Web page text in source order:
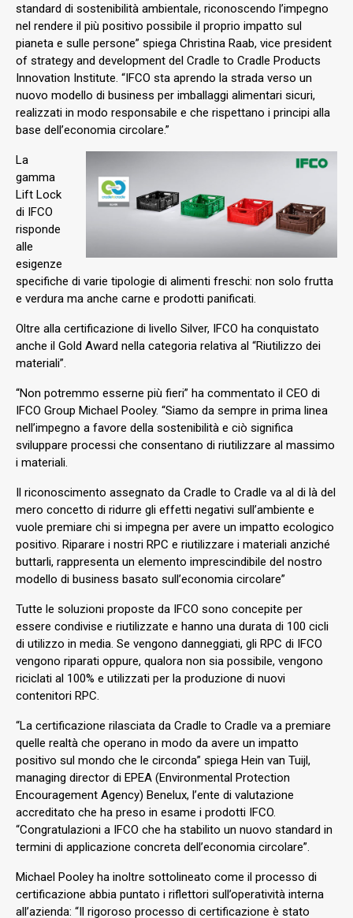
standard di sostenibilità ambientale, riconoscendo l’impegno
nel rendere il più positivo possibile il proprio impatto sul
pianeta e sulle persone” spiega Christina Raab, vice president
of strategy and development del Cradle to Cradle Products
Innovation Institute. “IFCO sta aprendo la strada verso un
nuovo modello di business per imballaggi alimentari sicuri,
realizzati in modo responsabile e che rispettano i principi alla
base dell’economia circolare.”
La
gamma
Lift Lock
di IFCO
risponde
alle
esigenze
specifiche di varie tipologie di alimenti freschi: non solo frutta
e verdura ma anche carne e prodotti panificati.
Oltre alla certificazione di livello Silver, IFCO ha conquistato
anche il Gold Award nella categoria relativa al “Riutilizzo dei
materiali”.
“Non potremmo esserne più fieri” ha commentato il CEO di
IFCO Group Michael Pooley. “Siamo da sempre in prima linea
nell’impegno a favore della sostenibilità e ciò significa
sviluppare processi che consentano di riutilizzare al massimo
i materiali.
Il riconoscimento assegnato da Cradle to Cradle va al di là del
mero concetto di ridurre gli effetti negativi sull’ambiente e
vuole premiare chi si impegna per avere un impatto ecologico
positivo. Riparare i nostri RPC e riutilizzare i materiali anziché
buttarli, rappresenta un elemento imprescindibile del nostro
modello di business basato sull’economia circolare”
Tutte le soluzioni proposte da IFCO sono concepite per
essere condivise e riutilizzate e hanno una durata di 100 cicli
di utilizzo in media. Se vengono danneggiati, gli RPC di IFCO
vengono riparati oppure, qualora non sia possibile, vengono
riciclati al 100% e utilizzati per la produzione di nuovi
contenitori RPC.
“La certificazione rilasciata da Cradle to Cradle va a premiare
quelle realtà che operano in modo da avere un impatto
positivo sul mondo che le circonda” spiega Hein van Tuijl,
managing director di EPEA (Environmental Protection
Encouragement Agency) Benelux, l’ente di valutazione
accreditato che ha preso in esame i prodotti IFCO.
“Congratulazioni a IFCO che ha stabilito un nuovo standard in
termini di applicazione concreta dell’economia circolare”.
Michael Pooley ha inoltre sottolineato come il processo di
certificazione abbia puntato i riflettori sull’operatività interna
all’azienda: “Il rigoroso processo di certificazione è stato